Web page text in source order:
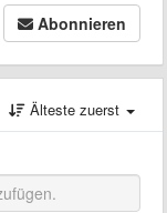
Abonnieren
Älteste zuerst